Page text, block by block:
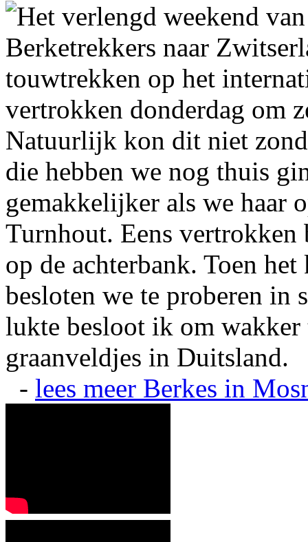
Het verlengd weekend
Berketrekkers naar
touwtrekken op het
vertrokken donderdag om
Natuurlijk kon dit niet
die hebben we nog thuis
gemakkelijker als we haar
Turnhout. Eens vertrokken
op de achterbank. Toen
besloten we te proberen in
lukte besloot ik om
graanveldjes in Duitsland.
- lees meer Berkes in